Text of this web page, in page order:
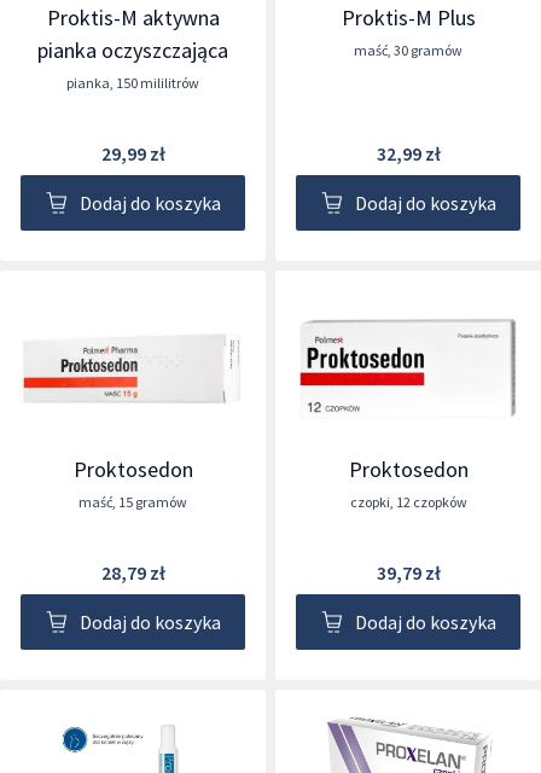
Proktis-M aktywna
pianka oczyszczająca
pianka, 150 mililitrów
29,99 zł
Dodaj do koszyka
Proktis-M Plus
maść, 30 gramów
32,99 zł
Dodaj do koszyka
Proktosedon
maść, 15 gramów
28,79 zł
Dodaj do koszyka
Proktosedon
czopki, 12 czopków
39,79 zł
Dodaj do koszyka